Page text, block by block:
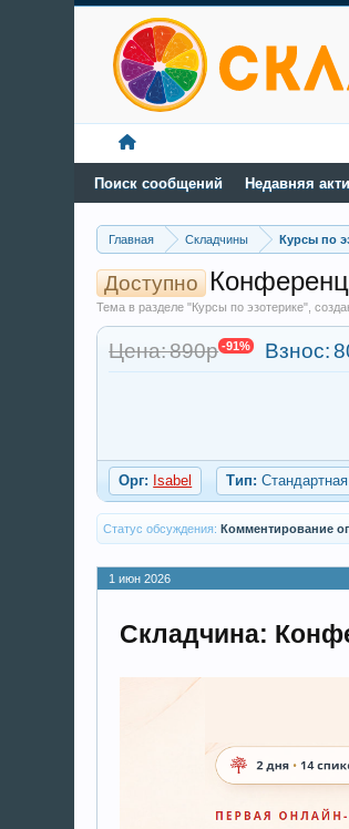
Главная Складчины Курсы по
Доступно
Тема в разделе "Курсы по эзотерике",
Цена: 890р -91% Взнос:
Орг: Isabel Тип: Стандартная
Статус обсуждения: Комментирование
1 июн 2026
Складчина:
Поиск сообщений Недавняя